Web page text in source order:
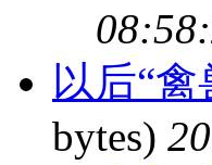
以后“
bytes)